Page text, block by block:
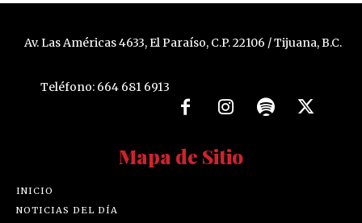
Av. Las Américas 4633, El Paraíso, C.P. 22106 / Tijuana, B.C.
Teléfono: 664 681 6913
Mapa de Sitio
INICIO
NOTICIAS DEL DÍA